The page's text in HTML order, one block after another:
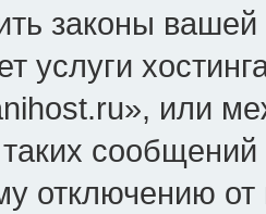
законы
услуги
или
отключению